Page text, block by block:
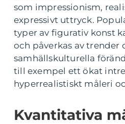
som impressionism,
expressivt uttryck.
typer av figurativ konst
och påverkas av trender
samhällskulturella
till exempel ett ökat
hyperrealistiskt måleri
Kvantitativa